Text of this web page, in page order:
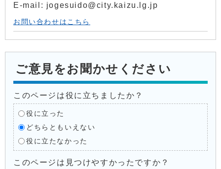
E-mail: jogesuido@city.kaizu.lg.jp
お問い合わせはこちら
ご意見をお聞かせください
このページは役に立ちましたか？
役に立った
どちらともいえない
役に立たなかった
このページは見つけやすかったですか？